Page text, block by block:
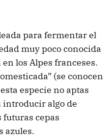
para fermentar el
muy poco conocida
los Alpes franceses.
(se conocen
especie no aptas
introducir algo de
cepas
azules.